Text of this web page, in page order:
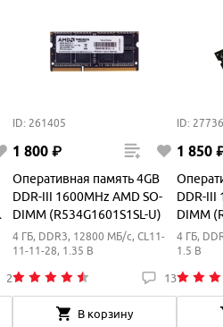
2
ID: 261405
1 800 ₽
Оперативная память 4GB
DDR-III 1600MHz AMD SO-
DIMM (R534G1601S1SL-U)
4 ГБ, DDR3, 12800 МБ/с, CL11-
11-11-28, 1.35 В
13
В корзину
ID:
1 850
DDR-III
DIMM
RTL
4 ГБ,
1.5 В